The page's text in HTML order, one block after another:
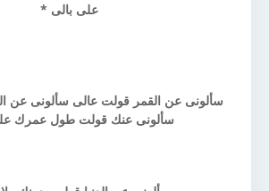
على بالى *
سألونى عن القمر قولت عالى سألونى عن
سألونى عنك قولت طول عمرك